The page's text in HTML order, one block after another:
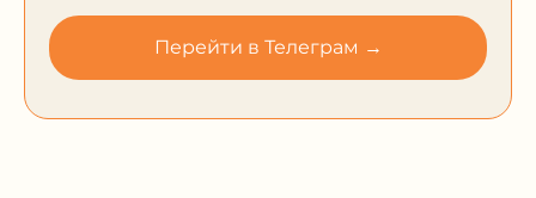
Перейти в Телеграм →